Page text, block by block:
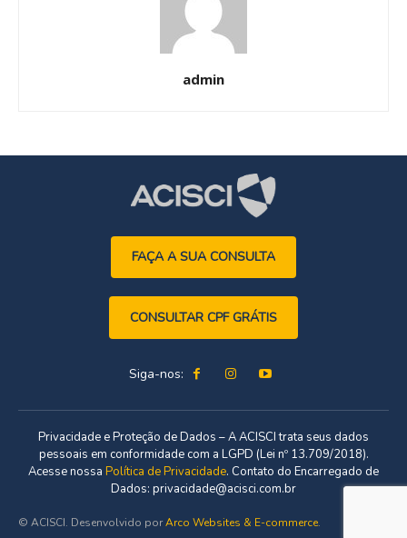
admin
FAÇA A SUA CONSULTA
CONSULTAR CPF GRÁTIS
Siga-nos:
Privacidade e Proteção de Dados – A ACISCI trata seus dados
pessoais em conformidade com a LGPD (Lei nº 13.709/2018).
Acesse nossa Política de Privacidade. Contato do Encarregado de
Dados: privacidade@acisci.com.br
© ACISCI. Desenvolvido porArco Websites & E-commerce.